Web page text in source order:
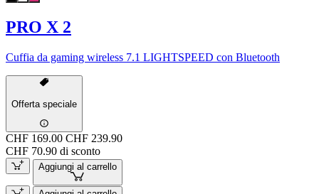
PRO X 2
Cuffia da gaming wireless 7.1 LIGHTSPEED con Bluetooth
Offerta speciale
CHF 169.00 CHF 239.90
CHF 70.90 di sconto
Aggiungi al carrello